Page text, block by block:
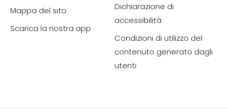
Mappa del sito
Scarica la nostra app
Dichiarazione di
accessibilità
Condizioni di utilizzo del
contenuto generato dagli
utenti